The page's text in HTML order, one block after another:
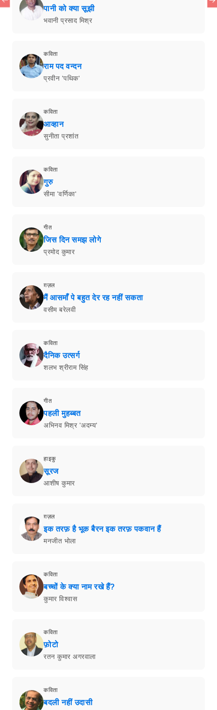
पानी को क्या सूझी
भवानी प्रसाद मिश्र
कविता
राम पद वन्दन
प्रवीन 'पथिक'
कविता
आव्हान
सुनीता प्रशांत
कविता
गुरु
सीमा 'वर्णिका'
गीत
जिस दिन समझ लोगे
प्रमोद कुमार
ग़ज़ल
मैं आसमाँ पे बहुत देर रह नहीं सकता
वसीम बरेलवी
कविता
दैनिक उत्सर्ग
शलभ श्रीराम सिंह
गीत
पहली मुहब्बत
अभिनव मिश्र 'अदम्य'
हाइकु
सूरज
आशीष कुमार
ग़ज़ल
इक तरफ़ है भूक बैरन इक तरफ़ पकवान हैं
मनजीत भोला
कविता
बच्चों के क्या नाम रखे हैं?
कुमार विश्वास
कविता
फ़ोटो
रतन कुमार अगरवाला
कविता
बदली नहीं उदासी